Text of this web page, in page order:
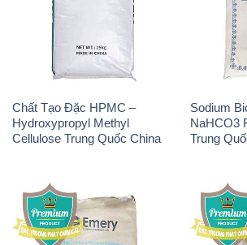
Chất Tạo Đặc HPMC –
Hydroxypropyl Methyl
Cellulose Trung Quốc China
Sodium
NaHCO3
Trung